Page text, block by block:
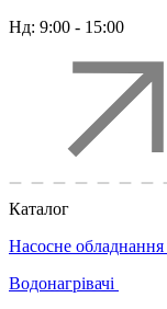
Нд: 9:00 - 15:00
Каталог
Насосне обладнання
Водонагрівачі